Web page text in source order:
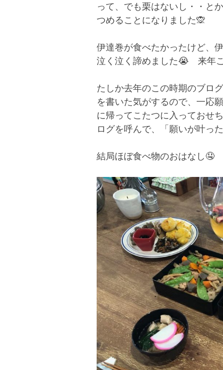
って、でも栗はないし・・と
つめることになりました🙊
伊達巻が食べたかったけど、
泣く泣く諦めました😭 来年こ
たしか去年のこの時期のブロ
を書いた気がするので、一応
に帰ってこたつに入っておせ
ログを呼んで、「願いが叶っ
結局ほぼ食べ物のおはなし🤤